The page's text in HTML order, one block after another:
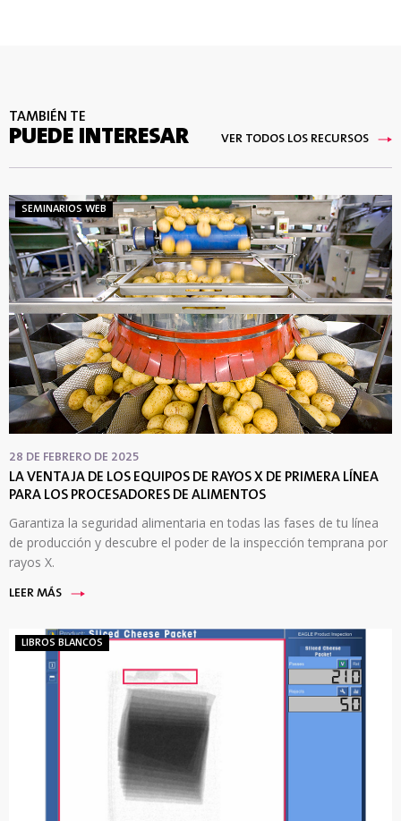
TAMBIÉN TE
PUEDE INTERESAR VER TODOS LOS RECURSOS
SEMINARIOS WEB
28 DE FEBRERO DE 2025
LA VENTAJA DE LOS EQUIPOS DE RAYOS X DE PRIMERA LÍNEA
PARA LOS PROCESADORES DE ALIMENTOS
Garantiza la seguridad alimentaria en todas las fases de tu línea
de producción y descubre el poder de la inspección temprana por
rayos X.
LEER MÁS
LIBROS BLANCOS